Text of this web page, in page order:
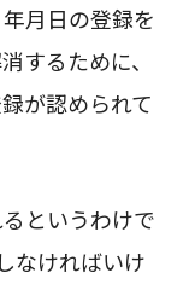
月日の登録を
するために、
が認められて
というわけで
なければいけ